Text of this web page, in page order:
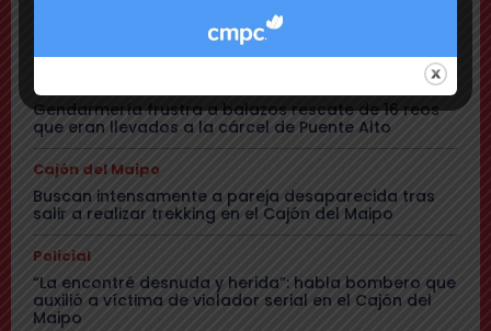
amenazó con destornillador a compañeros de Liceo
Gendarmería frustra a balazos rescate de 16 reos
que eran llevados a la cárcel de Puente Alto
Cajón del Maipo
Buscan intensamente a pareja desaparecida tras
salir a realizar trekking en el Cajón del Maipo
Policial
“La encontré desnuda y herida”: habla bombero que
auxilió a víctima de violador serial en el Cajón del
Maipo